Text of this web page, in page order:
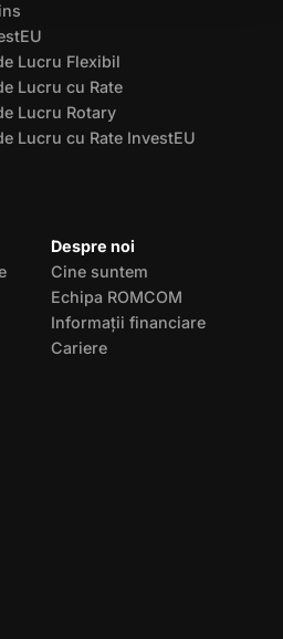
Lucru Flexibil
Lucru cu Rate
Lucru Rotary
Lucru cu Rate InvestEU
Despre noi
Cine suntem
Echipa ROMCOM
Informații financiare
Cariere